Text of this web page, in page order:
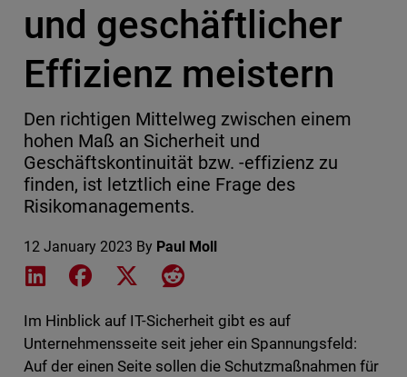
und geschäftlicher
Effizienz meistern
Den richtigen Mittelweg zwischen einem
hohen Maß an Sicherheit und
Geschäftskontinuität bzw. -effizienz zu
finden, ist letztlich eine Frage des
Risikomanagements.
12 January 2023 By Paul Moll
Share on LinkedIn
Share on Facebook
Share on XShare on Reddit
Im Hinblick auf IT-Sicherheit gibt es auf
Unternehmensseite seit jeher ein Spannungsfeld:
Auf der einen Seite sollen die Schutzmaßnahmen für